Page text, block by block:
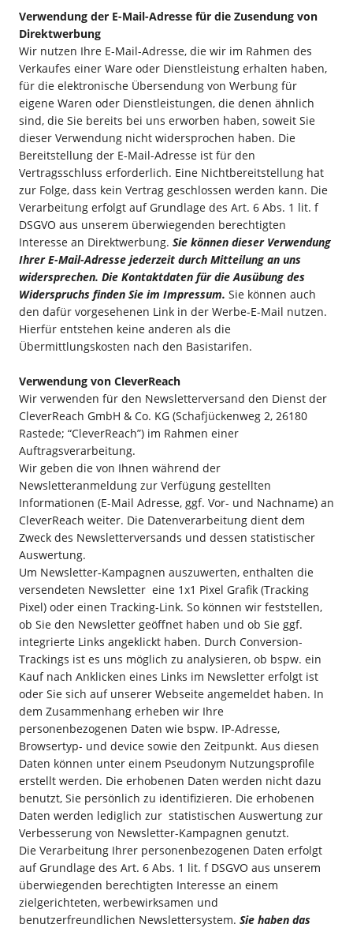
Verwendung der E-Mail-Adresse für die Zusendung von
Direktwerbung
Wir nutzen Ihre E-Mail-Adresse, die wir im Rahmen des
Verkaufes einer Ware oder Dienstleistung erhalten haben,
für die elektronische Übersendung von Werbung für
eigene Waren oder Dienstleistungen, die denen ähnlich
sind, die Sie bereits bei uns erworben haben, soweit Sie
dieser Verwendung nicht widersprochen haben. Die
Bereitstellung der E-Mail-Adresse ist für den
Vertragsschluss erforderlich. Eine Nichtbereitstellung hat
zur Folge, dass kein Vertrag geschlossen werden kann. Die
Verarbeitung erfolgt auf Grundlage des Art. 6 Abs. 1 lit. f
DSGVO aus unserem überwiegenden berechtigten
Interesse an Direktwerbung. Sie können dieser Verwendung
Ihrer E-Mail-Adresse jederzeit durch Mitteilung an uns
widersprechen. Die Kontaktdaten für die Ausübung des
Widerspruchs finden Sie im Impressum. Sie können auch
den dafür vorgesehenen Link in der Werbe-E-Mail nutzen.
Hierfür entstehen keine anderen als die
Übermittlungskosten nach den Basistarifen.
Verwendung von CleverReach
Wir verwenden für den Newsletterversand den Dienst der
CleverReach GmbH & Co. KG (Schafjückenweg 2, 26180
Rastede; “CleverReach”) im Rahmen einer
Auftragsverarbeitung.
Wir geben die von Ihnen während der
Newsletteranmeldung zur Verfügung gestellten
Informationen (E-Mail Adresse, ggf. Vor- und Nachname) an
CleverReach weiter. Die Datenverarbeitung dient dem
Zweck des Newsletterversands und dessen statistischer
Auswertung.
Um Newsletter-Kampagnen auszuwerten, enthalten die
versendeten Newsletter eine 1x1 Pixel Grafik (Tracking
Pixel) oder einen Tracking-Link. So können wir feststellen,
ob Sie den Newsletter geöffnet haben und ob Sie ggf.
integrierte Links angeklickt haben. Durch Conversion-
Trackings ist es uns möglich zu analysieren, ob bspw. ein
Kauf nach Anklicken eines Links im Newsletter erfolgt ist
oder Sie sich auf unserer Webseite angemeldet haben. In
dem Zusammenhang erheben wir Ihre
personenbezogenen Daten wie bspw. IP-Adresse,
Browsertyp- und device sowie den Zeitpunkt. Aus diesen
Daten können unter einem Pseudonym Nutzungsprofile
erstellt werden. Die erhobenen Daten werden nicht dazu
benutzt, Sie persönlich zu identifizieren. Die erhobenen
Daten werden lediglich zur statistischen Auswertung zur
Verbesserung von Newsletter-Kampagnen genutzt.
Die Verarbeitung Ihrer personenbezogenen Daten erfolgt
auf Grundlage des Art. 6 Abs. 1 lit. f DSGVO aus unserem
überwiegenden berechtigten Interesse an einem
zielgerichteten, werbewirksamen und
benutzerfreundlichen Newslettersystem. Sie haben das